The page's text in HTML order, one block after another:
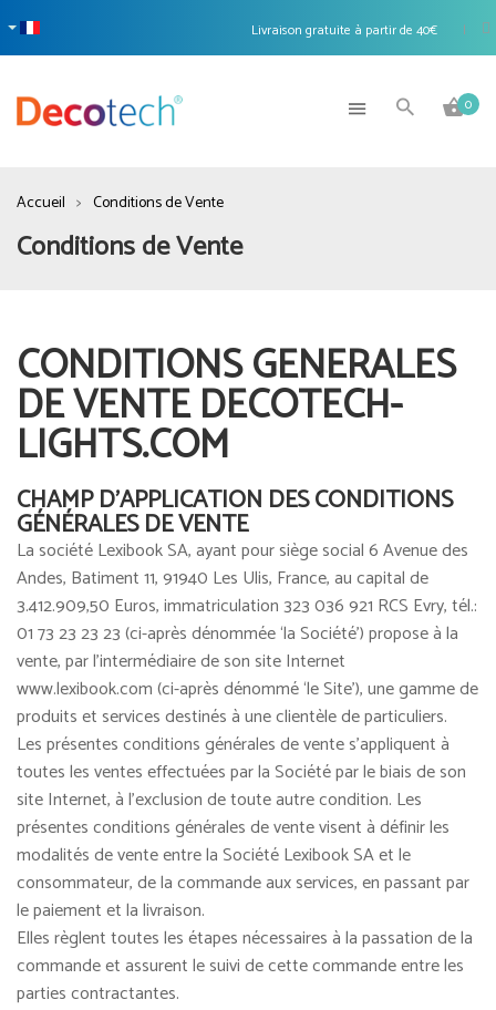
Livraison gratuite à partir de 40€ |
0
Accueil Conditions de Vente
Conditions de Vente
CONDITIONS GENERALES
DE VENTE DECOTECH-
LIGHTS.COM
CHAMP D'APPLICATION DES CONDITIONS
GÉNÉRALES DE VENTE
La société Lexibook SA, ayant pour siège social 6 Avenue des
Andes, Batiment 11, 91940 Les Ulis, France, au capital de
3.412.909,50 Euros, immatriculation 323 036 921 RCS Evry, tél.:
01 73 23 23 23 (ci-après dénommée ‘la Société’) propose à la
vente, par l'intermédiaire de son site Internet
www.lexibook.com (ci-après dénommé ‘le Site’), une gamme de
produits et services destinés à une clientèle de particuliers.
Les présentes conditions générales de vente s'appliquent à
toutes les ventes effectuées par la Société par le biais de son
site Internet, à l’exclusion de toute autre condition. Les
présentes conditions générales de vente visent à définir les
modalités de vente entre la Société Lexibook SA et le
consommateur, de la commande aux services, en passant par
le paiement et la livraison.
Elles règlent toutes les étapes nécessaires à la passation de la
commande et assurent le suivi de cette commande entre les
parties contractantes.